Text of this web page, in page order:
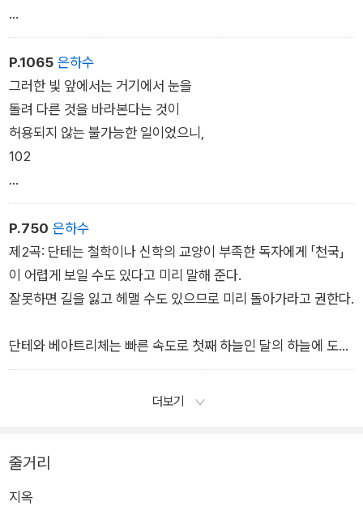
단지 한 줄기 초라한 빛에 지나지 않는다.
90
그 순간이 나에게는, 아르고의 그림자를
포세이돈이 깜짝 놀라 바라본 위업 이후
25세기가 흐른 것보다 깊은 잠이었다.
96
그렇게 나의 마음은 완전히 정지된 채
응시할수록 더욱더 불타올랐다.
99
P.1065 은하수
그러한 빛 앞에서는 거기에서 눈을
돌려 다른 것을 바라본다는 것이
허용되지 않는 불가능한 일이었으니,
102
의지의 대상이 되는 선이 모두 그 안에
모여 있어, 거기에서 완전한 것도
그곳을 벗어나면 불완전한 것이 된다.
105
P.750 은하수
제2곡: 단테는 철학이나 신학의 교양이 부족한 독자에게 「천국」
이 어렵게 보일 수도 있다고 미리 말해 준다.
잘못하면 길을 잃고 헤맬 수도 있으므로 미리 돌아가라고 권한다.
단테와 베아트리체는 빠른 속도로 첫째 하늘인 달의 하늘에 도착
한다. 단테는 달의 얼룩처럼 보이는 것이 무엇 때문인지 질문하
고, 베아트리체는 신학과 철학, 물리학의 원리들을 들어 설명한
더보기
줄거리
지옥